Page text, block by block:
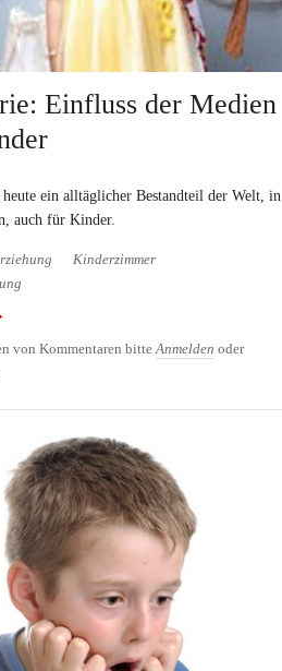
Einfluss der Medien
ein alltäglicher Bestandteil der Welt, in
auch für Kinder.
Kinderzimmer
Fotoserie: Einfluss der Medien auf Kinder
von Kommentaren bitteAnmelden oder